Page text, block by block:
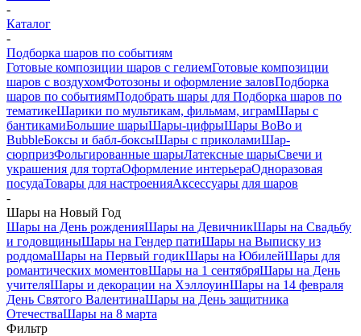
-
Каталог
-
Подборка шаров по событиям
Готовые композиции шаров с гелиемГотовые композиции
шаров с воздухомФотозоны и оформление заловПодборка
шаров по событиямПодобрать шары для Подборка шаров по
тематикеШарики по мультикам, фильмам, играмШары с
бантикамиБольшие шарыШары-цифрыШары BoBo и
BubbleБоксы и бабл-боксыШары с приколамиШар-
сюрпризФольгированные шарыЛатексные шарыСвечи и
украшения для тортаОформление интерьераОдноразовая
посудаТовары для настроенияАксессуары для шаров
-
Шары на Новый Год
Шары на День рожденияШары на ДевичникШары на Свадьбу
и годовщиныШары на Гендер патиШары на Выписку из
роддомаШары на Первый годикШары на ЮбилейШары для
романтических моментовШары на 1 сентябряШары на День
учителяШары и декорации на ХэллоуинШары на 14 февраля
День Святого ВалентинаШары на День защитника
ОтечестваШары на 8 марта
Фильтр